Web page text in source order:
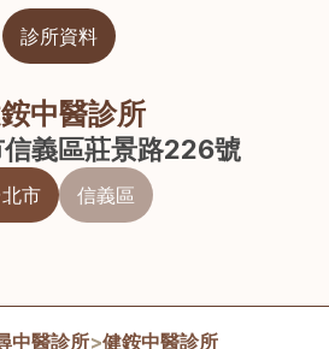
診所資料
中醫診所
信義區莊景路226號
市 信義區
中醫診所>健銨中醫診所